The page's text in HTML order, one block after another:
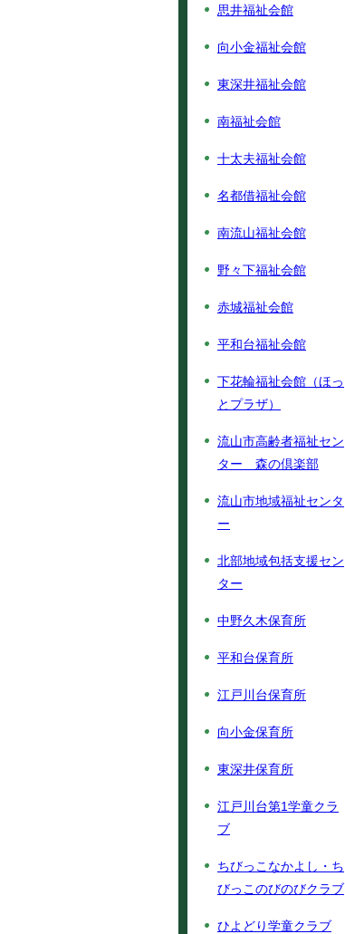
思井福祉会館
向小金福祉会館
東深井福祉会館
南福祉会館
十太夫福祉会館
名都借福祉会館
南流山福祉会館
野々下福祉会館
赤城福祉会館
平和台福祉会館
下花輪福祉会館（ほっ
とプラザ）
流山市高齢者福祉セン
ター 森の倶楽部
流山市地域福祉センタ
ー
北部地域包括支援セン
ター
中野久木保育所
平和台保育所
江戸川台保育所
向小金保育所
東深井保育所
江戸川台第1学童クラ
ブ
ちびっこなかよし・ち
びっこのびのびクラブ
ひよどり学童クラブ